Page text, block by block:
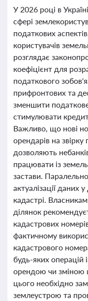
У 2026 році в
сфері
податкових
користувачів
розглядає
коефіцієнт для
податкового
прифронтових та
зменшити
стимулювати
Важливо, що нові
орендарів на
дозволяють
працювати із
застави.
актуалізації
кадастрі.
ділянок
кадастрових
фактичному
кадастрового
будь-яких
орендою чи зміною
цього необхідно
землеустрою та